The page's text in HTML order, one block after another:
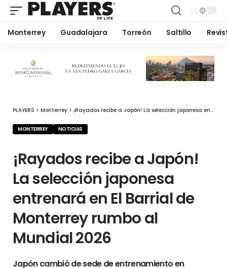
Monterrey Guadalajara Torreón Saltillo
PLAYERS > Monterrey > ¡Rayados recibe a Japón! La selección japonesa entrenará en El Barrial de Monterrey rumbo al Mundial 2026
MONTERREY NOTICIAS
¡Rayados recibe a Japón!
La selección japonesa
entrenará en El Barrial de
Monterrey rumbo al
Mundial 2026
Japón cambió de sede de entrenamiento en